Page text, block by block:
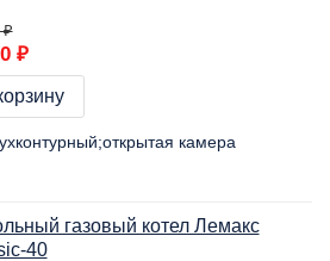
₽
₽
открытая камера
газовый котел Лемакс
40